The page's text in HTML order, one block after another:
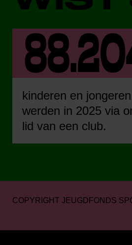
kinderen en jongeren
werden in 2025 via
lid van een club.
COPYRIGHT JEUGDFONDS